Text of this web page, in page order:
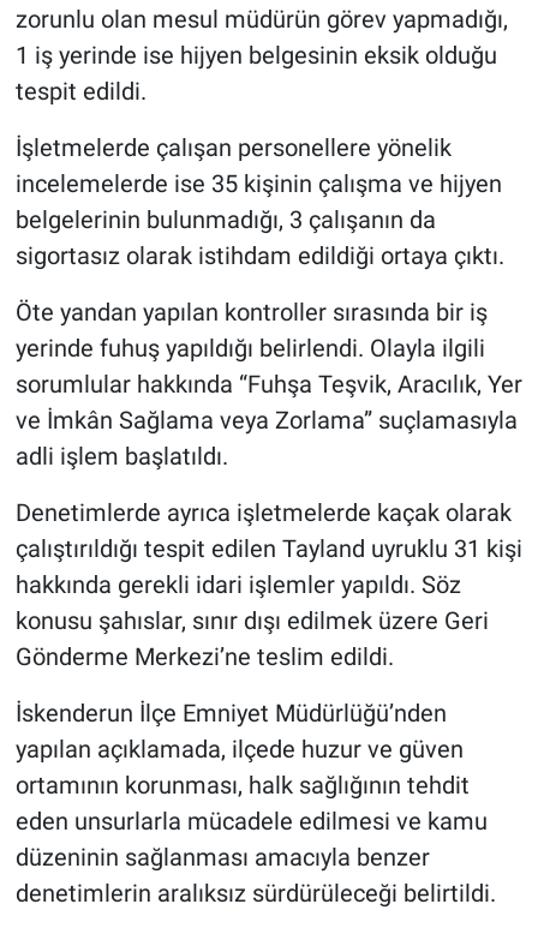
zorunlu olan mesul müdürün görev yapmadığı,
1 iş yerinde ise hijyen belgesinin eksik olduğu
tespit edildi.
İşletmelerde çalışan personellere yönelik
incelemelerde ise 35 kişinin çalışma ve hijyen
belgelerinin bulunmadığı, 3 çalışanın da
sigortasız olarak istihdam edildiği ortaya çıktı.
Öte yandan yapılan kontroller sırasında bir iş
yerinde fuhuş yapıldığı belirlendi. Olayla ilgili
sorumlular hakkında “Fuhşa Teşvik, Aracılık, Yer
ve İmkân Sağlama veya Zorlama” suçlamasıyla
adli işlem başlatıldı.
Denetimlerde ayrıca işletmelerde kaçak olarak
çalıştırıldığı tespit edilen Tayland uyruklu 31 kişi
hakkında gerekli idari işlemler yapıldı. Söz
konusu şahıslar, sınır dışı edilmek üzere Geri
Gönderme Merkezi’ne teslim edildi.
İskenderun İlçe Emniyet Müdürlüğü’nden
yapılan açıklamada, ilçede huzur ve güven
ortamının korunması, halk sağlığının tehdit
eden unsurlarla mücadele edilmesi ve kamu
düzeninin sağlanması amacıyla benzer
denetimlerin aralıksız sürdürüleceği belirtildi.